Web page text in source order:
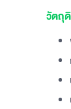
วัตถุ